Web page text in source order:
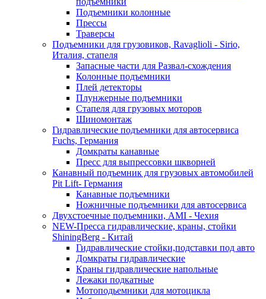
Подъемники колонные
Прессы
Траверсы
Подъемники для грузовиков, Ravaglioli - Sirio,
Италия, стапеля
Запасные части для Развал-схождения
Колонные подъемники
Плей детекторы
Плунжерные подъемники
Стапеля для грузовых моторов
Шиномонтаж
Гидравлические подъемники для автосервиса
Fuchs, Германия
Домкраты канавные
Пресс для выпрессовки шкворней
Канавный подъемник для грузовых автомобилей
Pit Lift- Германия
Канавные подъемники
Ножничные подъемники для автосервиса
Двухстоечные подъемники, АМІ - Чехия
NEW-Пресса гидравлические, краны, стойки
ShiningBerg - Китай
Гидравлические стойки,подставки под авто
Домкраты гидравлические
Краны гидравлические напольные
Лежаки подкатные
Мотоподьемники для мотоцикла